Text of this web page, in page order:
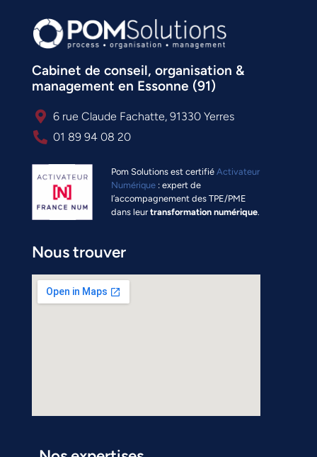
Cabinet de conseil, organisation &
management en Essonne (91)
6 rue Claude Fachatte, 91330 Yerres
01 89 94 08 20
Pom Solutions est certifié Activateur
Numérique: expert de
l’accompagnement des TPE/PME
dans leurtransformation numérique.
Nous trouver